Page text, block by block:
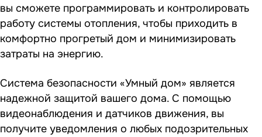
вы сможете программировать и контролировать
работу системы отопления, чтобы приходить в
комфортно прогретый дом и минимизировать
затраты на энергию.
Система безопасности «Умный дом» является
надежной защитой вашего дома. С помощью
видеонаблюдения и датчиков движения, вы
получите уведомления о любых подозрительных